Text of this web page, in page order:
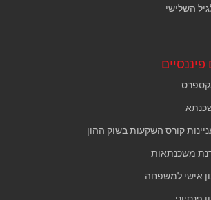
השלישי
קורס השקעות בשוק ההון
משכנתאות
אישי למשפחה